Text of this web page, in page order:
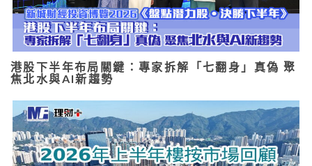
港股下半年布局關鍵：專家拆解「七翻身」真偽 聚
焦北水與AI新趨勢